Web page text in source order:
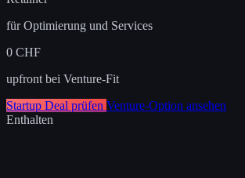
für Optimierung und Services
0 CHF
upfront bei Venture-Fit
Startup Deal prüfen Venture-Option ansehen
Enthalten